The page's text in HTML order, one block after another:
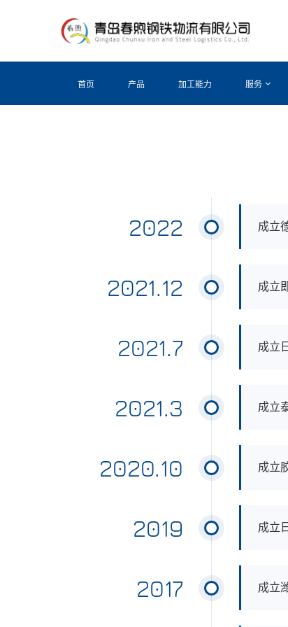
首页 产品 加工能力 服务
2022 成立
2021.12 成立
2021.7 成立
2021.3 成立
2020.10 成立
2019 成立
2017 成立